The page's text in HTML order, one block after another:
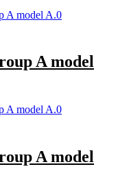
A model
A model